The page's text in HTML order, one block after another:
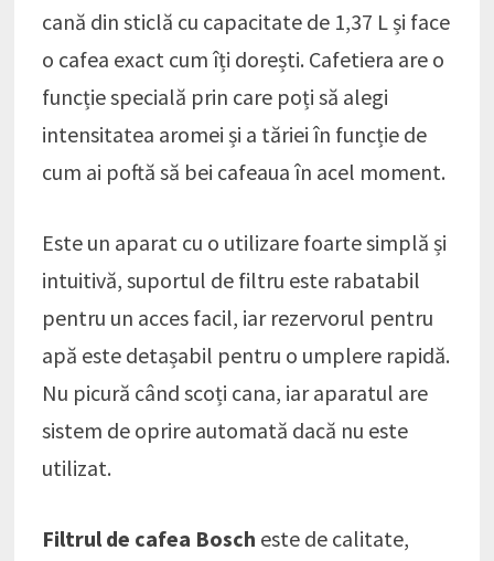
cană din sticlă cu capacitate de 1,37 L și face
o cafea exact cum îți dorești. Cafetiera are o
funcție specială prin care poți să alegi
intensitatea aromei și a tăriei în funcție de
cum ai poftă să bei cafeaua în acel moment.
Este un aparat cu o utilizare foarte simplă și
intuitivă, suportul de filtru este rabatabil
pentru un acces facil, iar rezervorul pentru
apă este detașabil pentru o umplere rapidă.
Nu picură când scoți cana, iar aparatul are
sistem de oprire automată dacă nu este
utilizat.
Filtrul de cafea Bosch este de calitate,